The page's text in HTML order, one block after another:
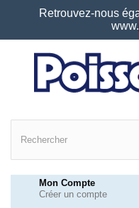
Retrouvez-nous
Mon Compte
Créer un compte